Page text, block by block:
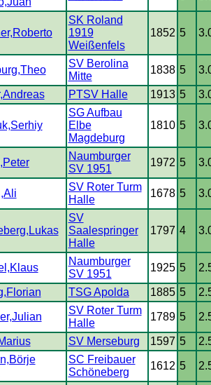
SK Roland
1919
Weißenfels
1852 5
SV Berolina
Mitte
1838 5
PTSV Halle 1913 5
SG Aufbau
Elbe
Magdeburg
1810 5
Naumburger
SV 1951
1972 5
SV Roter Turm
Halle
1678 5
SV
Saalespringer
Halle
1797 4
Naumburger
SV 1951
1925 5
TSG Apolda 1885 5
SV Roter Turm
Halle
1789 5
SV Merseburg 1597 5
SC Freibauer
Schöneberg
1612 5